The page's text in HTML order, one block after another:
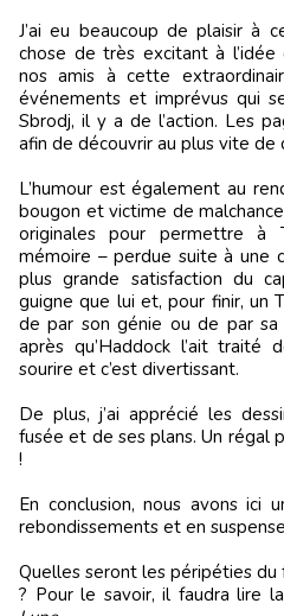
J’ai eu beaucoup de plaisir à
chose de très excitant à
nos amis à cette
événements et imprévus qui
Sbrodj, il y a de l’action. Les
afin de découvrir au plus vite de
L’humour est également au
bougon et victime de
originales pour permettre à
mémoire – perdue suite à une
plus grande satisfaction du
guigne que lui et, pour finir, un
de par son génie ou de par
après qu’Haddock l’ait
sourire et c’est divertissant.
De plus, j’ai apprécié les
fusée et de ses plans. Un régal
!
En conclusion, nous avons ici
rebondissements et en
Quelles seront les péripéties
? Pour le savoir, il faudra lire